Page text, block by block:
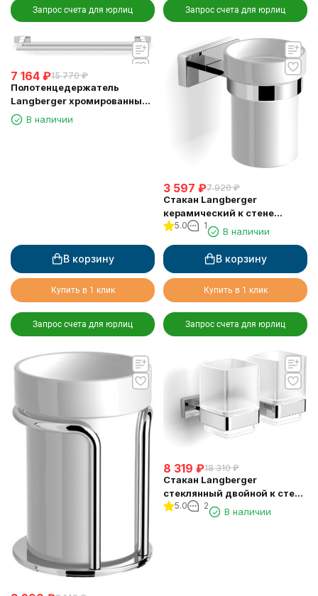
Запрос счета для юрлиц Запрос счета для юрлиц
7 164 ₽15 770 ₽
Полотенцедержатель
Langberger хромированный
к стене двойной 60 см
11902A
В наличии
В корзину
Купить в 1 клик
Запрос счета для юрлиц
3 597 ₽7 920 ₽
Стакан Langberger
керамический к стене
10911A
5.0 1
В наличии
В корзину
Купить в 1 клик
Запрос счета для юрлиц
8 319 ₽18 310 ₽
Стакан Langberger
стеклянный двойной к стене
квадратный 11919A
5.0 2
В наличии